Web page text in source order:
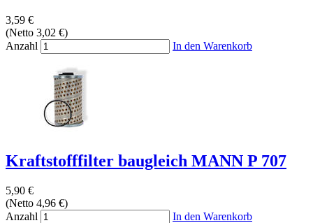
3,59 €
(Netto 3,02 €)
Anzahl
In den Warenkorb
Kraftstofffilter baugleich MANN P 707
5,90 €
(Netto 4,96 €)
Anzahl
In den Warenkorb